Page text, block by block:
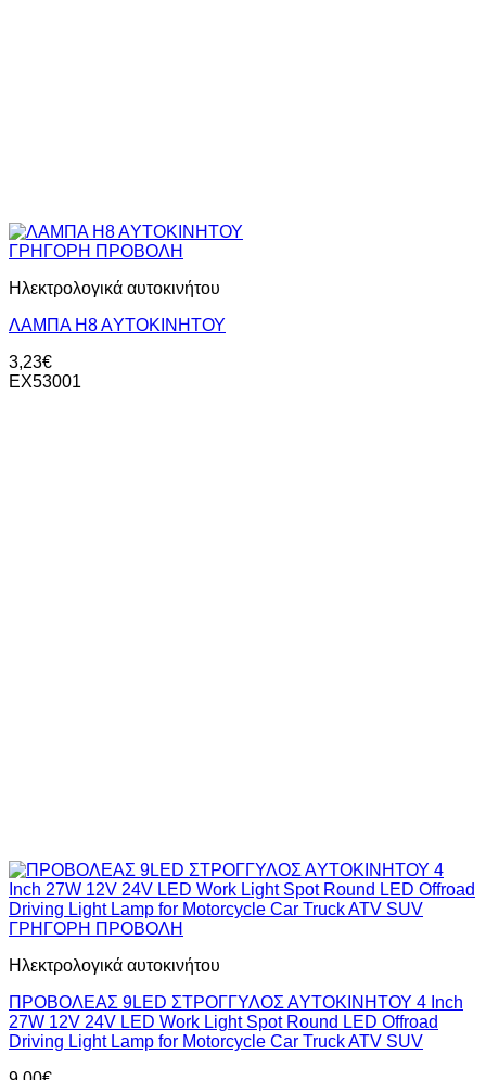
ΓΡΗΓΟΡΗ ΠΡΟΒΟΛΗ
Ηλεκτρολογικά αυτοκινήτου
ΛΑΜΠΑ Η8 ΑYΤΟΚΙΝΗΤΟΥ
3,23€
EX53001
ΓΡΗΓΟΡΗ ΠΡΟΒΟΛΗ
Ηλεκτρολογικά αυτοκινήτου
ΠΡΟΒΟΛΕΑΣ 9LED ΣΤΡΟΓΓΥΛΟΣ ΑYΤΟΚΙΝΗΤΟΥ 4 Inch
27W 12V 24V LED Work Light Spot Round LED Offroad
Driving Light Lamp for Motorcycle Car Truck ATV SUV